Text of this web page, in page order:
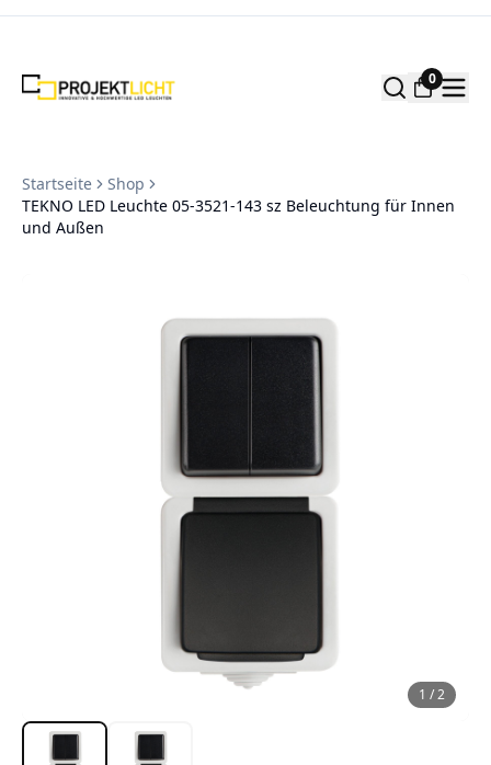
Zum Inhalt springen
0
Startseite
Shop
TEKNO LED Leuchte 05-3521-143 sz Beleuchtung für Innen
und Außen
1 /2